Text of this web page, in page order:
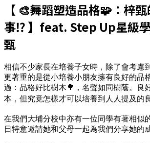
【 🎨舞蹈塑造品格🧩：梓
事⁉️ 】feat. Step Up星級
甄
相信不少家長在培養子女時，除了會考慮
更著重的是從小培養小朋友擁有良好的品
過：品格好比樹木🌳，名聲如同樹蔭。良
本，但究竟怎樣才可以培養到人人提及的
在我們大埔分校中亦有一位同學有著相似
日特意邀請她和父母一起為我們分享她的